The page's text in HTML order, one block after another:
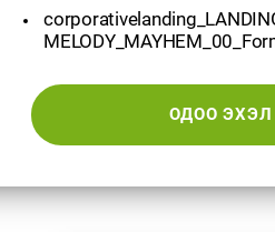
ОДОО ЭХЭЛ